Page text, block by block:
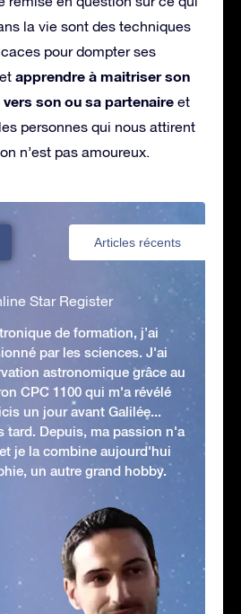
la vie sont des techniques
pour dompter ses
apprendre à maitriser son
son ou sa partenaire et
personnes qui nous attirent
n’est pas amoureux.
Articles récents
Star Register
de formation, j’ai
par les sciences. J'ai
astronomique grâce au
CPC 1100 qui m'a révélé
un jour avant Galilée...
tard. Depuis, ma passion n'a
je la combine aujourd'hui
un autre grand hobby.